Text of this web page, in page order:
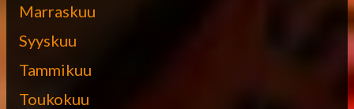
Marraskuu
Syyskuu
Tammikuu
Toukokuu